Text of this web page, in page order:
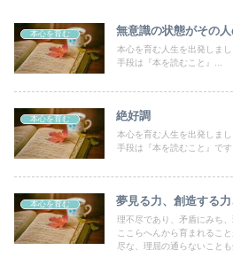
本心を育む 無意識の状態がその
本心を育む人生を出発しま
手段は『本を読むこと』...
本心を育む 絶好調
本心を育む人生を出発しま
手段は『本を読むこと』です
本心を育む 夢見る力、創造する
理不尽であり、矛盾にみち
ここらへんから育まれるこ
尽な、理屈の通らないこと